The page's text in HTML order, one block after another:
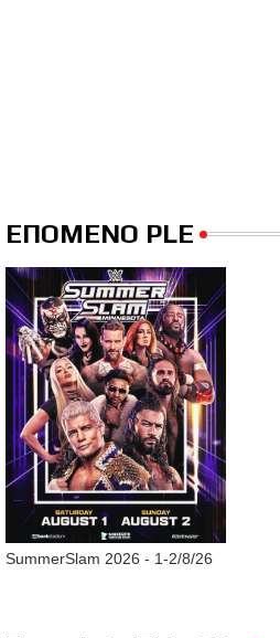
ΕΠΟΜΕΝΟ PLE
SummerSlam 2026 - 1-2/8/26